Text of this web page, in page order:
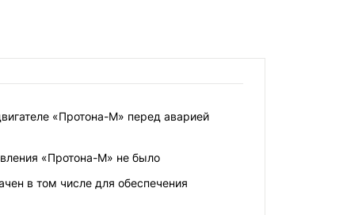
«Протона-М» перед аварией
«Протона-М» не было
в том числе для обеспечения